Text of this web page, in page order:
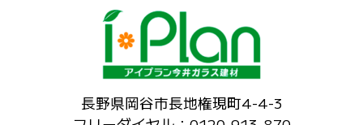
長野県岡谷市長地権現町4-4-3